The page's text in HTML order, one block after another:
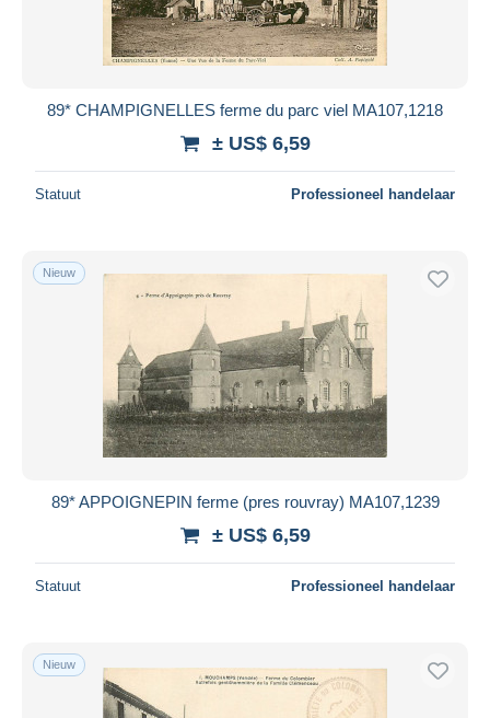
89* CHAMPIGNELLES ferme du parc viel MA107,1218
± US$ 6,59
Statuut Professioneel handelaar
Nieuw
89* APPOIGNEPIN ferme (pres rouvray) MA107,1239
± US$ 6,59
Statuut Professioneel handelaar
Nieuw